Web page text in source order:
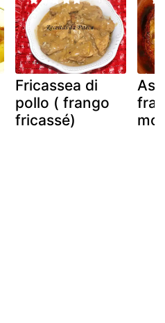
Fricassea di
pollo ( frango
fricassé)